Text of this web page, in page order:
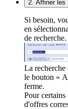
2. Affiner les
Si besoin,
en
de recherche.
La recherche
le bouton «
ferme.
Pour
d'offres